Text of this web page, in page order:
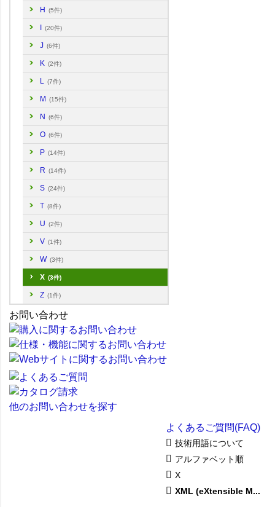
H (5件)
(20件)
J (6件)
K (2件)
L (7件)
M (15件)
N (6件)
O (6件)
P (14件)
R (14件)
S (24件)
T (8件)
U (2件)
V (1件)
W (3件)
X (3件)
Z (1件)
お問い合わせ
他のお問い合わせを探す
よくあるご質問(FAQ)
技術用語について
アルファベット順
X
XML (eXtensible M...